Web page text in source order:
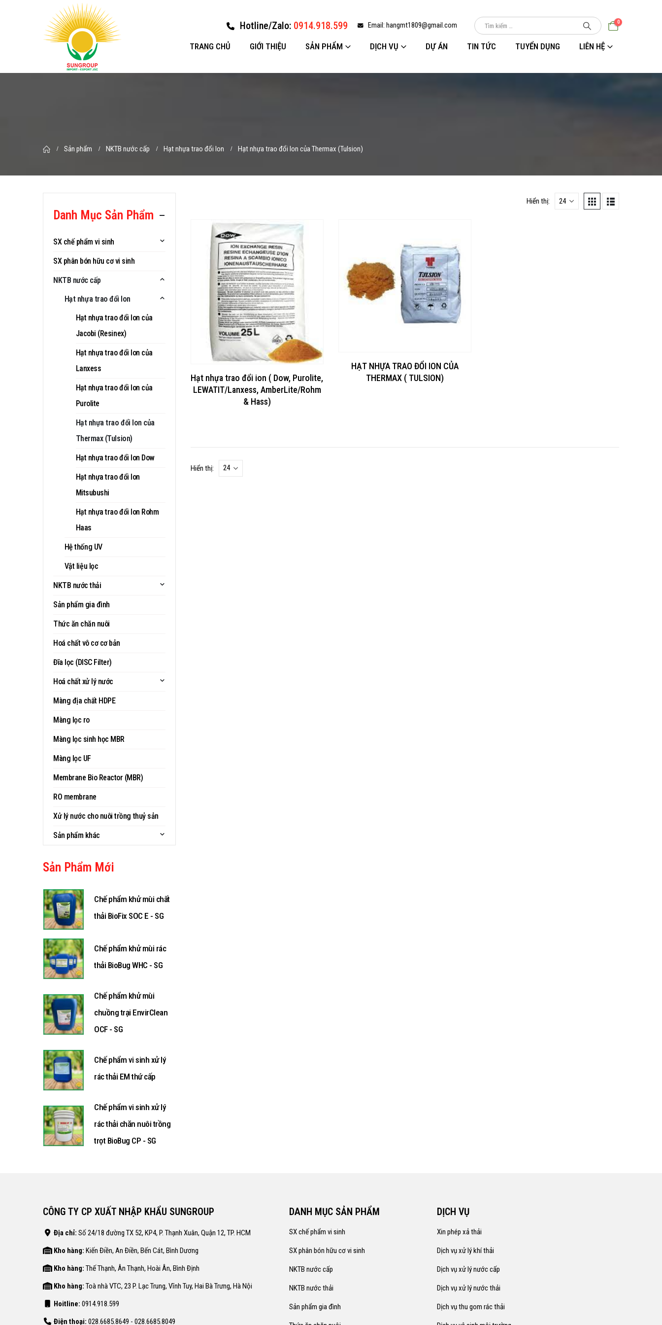
Hotline/Zalo: 0914.918.599 Email: hangmt1809@gmail.com 0
TRANG CHỦ GIỚI THIỆU SẢN PHẨM DỊCH VỤ DỰ ÁN TIN TỨC TUYỂN DỤNG LIÊN HỆ
Sản phẩm NKTB nước cấp Hạt nhựa trao đổi Ion Hạt nhựa trao đổi Ion của Thermax (Tulsion)
Hiển thị:
Hạt nhựa trao đổi ion ( Dow, Purolite,
LEWATIT/Lanxess, AmberLite/Rohm
& Hass)
HẠT NHỰA TRAO ĐỔI ION CỦA
THERMAX ( TULSION)
Hiển thị:
Danh Mục Sản Phẩm
SX chế phẩm vi sinh
SX phân bón hữu cơ vi sinh
NKTB nước cấp
Hạt nhựa trao đổi Ion
Hạt nhựa trao đổi Ion của
Jacobi (Resinex)
Hạt nhựa trao đổi Ion của
Lanxess
Hạt nhựa trao đổi Ion của
Purolite
Hạt nhựa trao đổi Ion của
Thermax (Tulsion)
Hạt nhựa trao đổi Ion Dow
Hạt nhựa trao đổi Ion
Mitsubushi
Hạt nhựa trao đổi Ion Rohm
Haas
Hệ thống UV
Vật liệu lọc
NKTB nước thải
Sản phẩm gia đình
Thức ăn chăn nuôi
Hoá chất vô cơ cơ bản
Đĩa lọc (DISC Filter)
Hoá chất xử lý nước
Màng địa chất HDPE
Màng lọc ro
Màng lọc sinh học MBR
Màng lọc UF
Membrane Bio Reactor (MBR)
RO membrane
Xử lý nước cho nuôi trồng thuỷ sản
Sản phẩm khác
Sản Phẩm Mới
Chế phẩm khử mùi chất
thải BioFix SOC E - SG
Chế phẩm khử mùi rác
thải BioBug WHC - SG
Chế phẩm khử mùi
chuồng trại EnvirClean
OCF - SG
Chế phẩm vi sinh xử lý
rác thải EM thứ cấp
Chế phẩm vi sinh xử lý
rác thải chăn nuôi trồng
trọt BioBug CP - SG
CÔNG TY CP XUẤT NHẬP KHẨU SUNGROUP
Địa chỉ: Số 24/18 đường TX 52, KP4, P. Thạnh Xuân, Quận 12, TP. HCM
Kho hàng: Kiến Điền, An Điền, Bến Cát, Bình Dương
Kho hàng: Thế Thạnh, Ân Thạnh, Hoài Ân, Bình Định
Kho hàng: Toà nhà VTC, 23 P. Lạc Trung, Vĩnh Tuy, Hai Bà Trưng, Hà Nội
Hoitline: 0914.918.599
Điện thoại: 028.6685.8649 - 028.6685.8049
DANH MỤC SẢN PHẨM
SX chế phẩm vi sinh
SX phân bón hữu cơ vi sinh
NKTB nước cấp
NKTB nước thải
Sản phẩm gia đình
DỊCH VỤ
Xin phép xả thải
Dịch vụ xử lý khí thải
Dịch vụ xử lý nước cấp
Dịch vụ xử lý nước thải
Dịch vụ thu gom rác thải